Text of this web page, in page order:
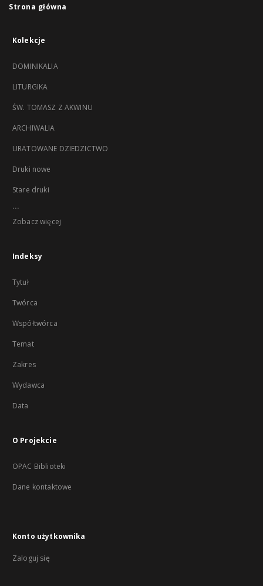
Strona główna
Kolekcje
DOMINIKALIA
LITURGIKA
ŚW. TOMASZ Z AKWINU
ARCHIWALIA
URATOWANE DZIEDZICTWO
Druki nowe
Stare druki
...
Zobacz więcej
Indeksy
Tytuł
Twórca
Współtwórca
Temat
Zakres
Wydawca
Data
O Projekcie
OPAC Biblioteki
Dane kontaktowe
Konto użytkownika
Zaloguj się